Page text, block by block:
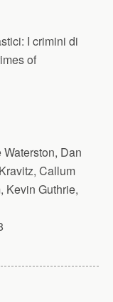
I crimini di
of
Dan
Callum
Kevin Guthrie,